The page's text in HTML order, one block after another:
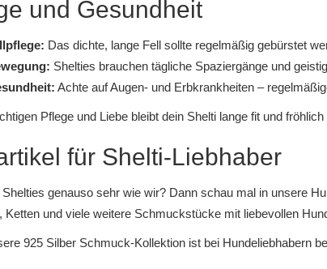
und Gesundheit
Das dichte, lange Fell sollte regelmäßig gebürstet
Shelties brauchen tägliche Spaziergänge und
Achte auf Augen- und Erbkrankheiten –
Pflege und Liebe bleibt dein Shelti lange fit und
für Shelti-Liebhaber
Shelties genauso sehr wie wir? Dann schau mal in unsere
Kettenund viele weitere Schmuckstücke mit liebevollen
925 Silber Schmuck-Kollektionist bei Hundeliebhabern